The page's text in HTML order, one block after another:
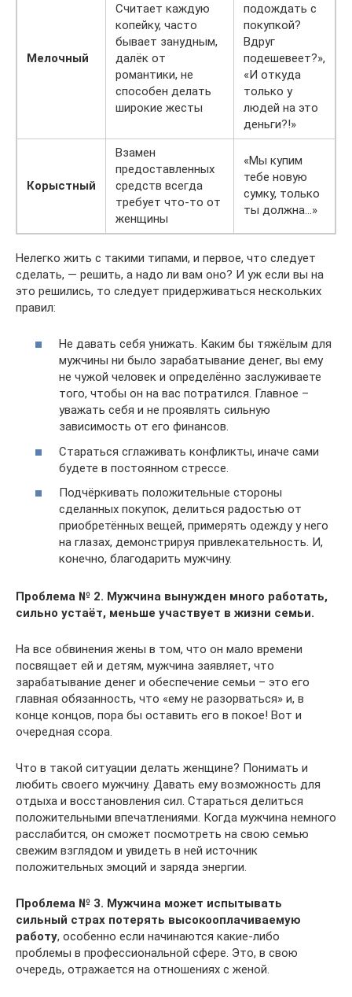
Мелочный
Считает каждую
копейку, часто
бывает занудным,
далёк от
романтики, не
способен делать
широкие жесты
подождать с
покупкой?
Вдруг
подешевеет?»,
«И откуда
только у
людей на это
деньги?!»
Корыстный
Взамен
предоставленных
средств всегда
требует что-то от
женщины
«Мы купим
тебе новую
сумку, только
ты должна…»
Нелегко жить с такими типами, и первое, что следует
сделать, — решить, а надо ли вам оно? И уж если вы на
это решились, то следует придерживаться нескольких
правил:
Не давать себя унижать. Каким бы тяжёлым для
мужчины ни было зарабатывание денег, вы ему
не чужой человек и определённо заслуживаете
того, чтобы он на вас потратился. Главное –
уважать себя и не проявлять сильную
зависимость от его финансов.
Стараться сглаживать конфликты, иначе сами
будете в постоянном стрессе.
Подчёркивать положительные стороны
сделанных покупок, делиться радостью от
приобретённых вещей, примерять одежду у него
на глазах, демонстрируя привлекательность. И,
конечно, благодарить мужчину.
Проблема № 2. Мужчина вынужден много работать,
сильно устаёт, меньше участвует в жизни семьи.
На все обвинения жены в том, что он мало времени
посвящает ей и детям, мужчина заявляет, что
зарабатывание денег и обеспечение семьи – это его
главная обязанность, что «ему не разорваться» и, в
конце концов, пора бы оставить его в покое! Вот и
очередная ссора.
Что в такой ситуации делать женщине? Понимать и
любить своего мужчину. Давать ему возможность для
отдыха и восстановления сил. Стараться делиться
положительными впечатлениями. Когда мужчина немного
расслабится, он сможет посмотреть на свою семью
свежим взглядом и увидеть в ней источник
положительных эмоций и заряда энергии.
Проблема № 3. Мужчина может испытывать
сильный страх потерять высокооплачиваемую
работу, особенно если начинаются какие-либо
проблемы в профессиональной сфере. Это, в свою
очередь, отражается на отношениях с женой.